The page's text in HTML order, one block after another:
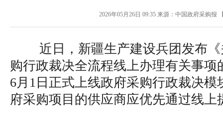
2026年05月26日 09:35来源： 中国政府采购报
近日，新疆生产建设兵团发布
购行政裁决全流程线上办理有关事项
6月1日正式上线政府采购行政裁决
府采购项目的供应商应优先通过线上